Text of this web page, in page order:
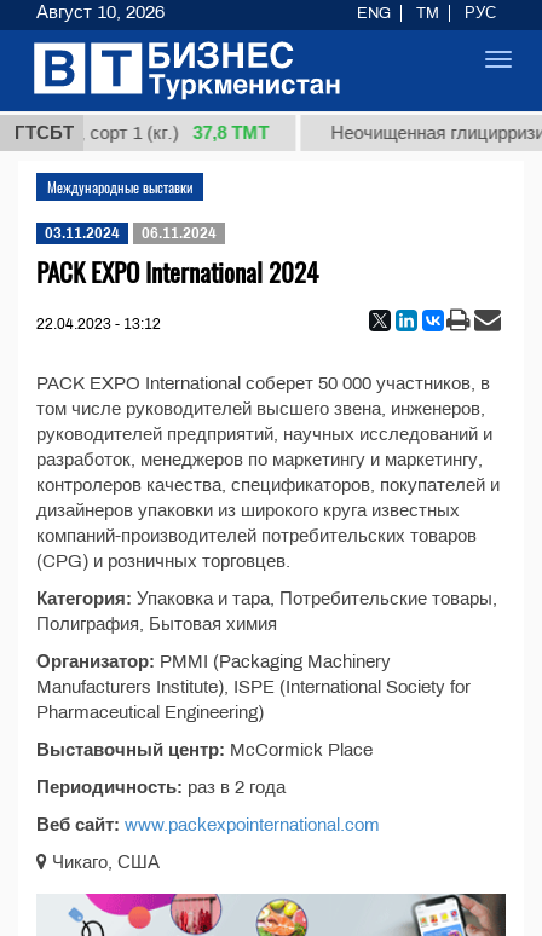
ГТСБТсорт 1 (кг.) 37,8 ТМТ Неочищенная
Международные выставки
03.11.2024 06.11.2024
PACK EXPO International 2024
22.04.2023 - 13:12
PACK EXPO International соберет 50 000 участников, в
том числе руководителей высшего звена, инженеров,
руководителей предприятий, научных исследований и
разработок, менеджеров по маркетингу и маркетингу,
контролеров качества, спецификаторов, покупателей и
дизайнеров упаковки из широкого круга известных
компаний-производителей потребительских товаров
(CPG) и розничных торговцев.
Категория: Упаковка и тара, Потребительские товары,
Полиграфия, Бытовая химия
Организатор: PMMI (Packaging Machinery
Manufacturers Institute), ISPE (International Society for
Pharmaceutical Engineering)
Выставочный центр: McCormick Place
Периодичность: раз в 2 года
Веб сайт: www.packexpointernational.com
Чикаго, США
Август 10, 2026 ENG TM РУС